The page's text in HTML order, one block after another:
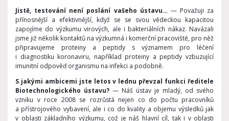
Jistě, testování není poslání vašeho ústavu… — Považuji za
přínosnější a efektivnější, když se se svou vědeckou kapacitou
zapojíme do výzkumu virových, ale i bakteriálních nákaz. Navázali
jsme již několik kontaktů na výzkumná i komerční pracoviště, pro něž
připravujeme proteiny a peptidy s významem pro léčení
i diagnostiku koronaviru, například proteiny a peptidy vzbuzující
imunitní odpověď organismu na infekci a podobně.
S jakými ambicemi jste letos v lednu převzal funkci ředitele
Biotechnologického ústavu? — Náš ústav je mladý, od svého
vzniku v roce 2008 se rozrůstá nejen co do počtu pracovníků
a přístrojového vybavení, ale i co do kvality a objemu výsledků jak
v oblasti základního výzkumu, což je náš hlavní cíl, tak i v oblasti